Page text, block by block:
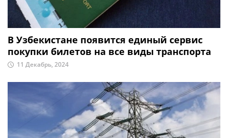
В Узбекистане появится единый сервис
покупки билетов на все виды транспорта
11 Декабрь, 2024